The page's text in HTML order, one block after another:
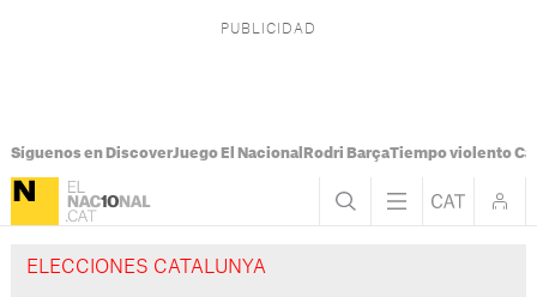
Síguenos en DiscoverJuego El Nacional Rodri BarçaTiempo violento
ELECCIONES CATALUNYA